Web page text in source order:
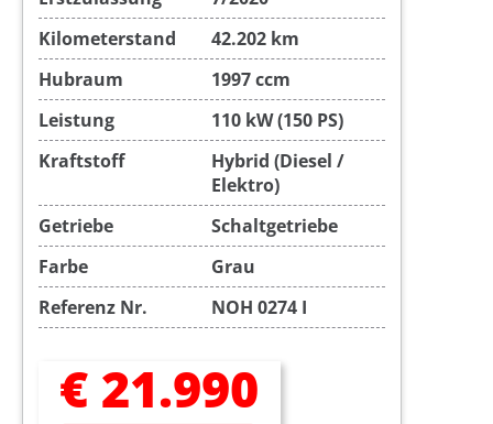
Kilometerstand
42.202 km
Hubraum
1997 ccm
Leistung
110 kW (150 PS)
Kraftstoff
Hybrid (Diesel /
Elektro)
Getriebe
Schaltgetriebe
Farbe
Grau
Referenz Nr.
NOH 0274 I
€ 21.990